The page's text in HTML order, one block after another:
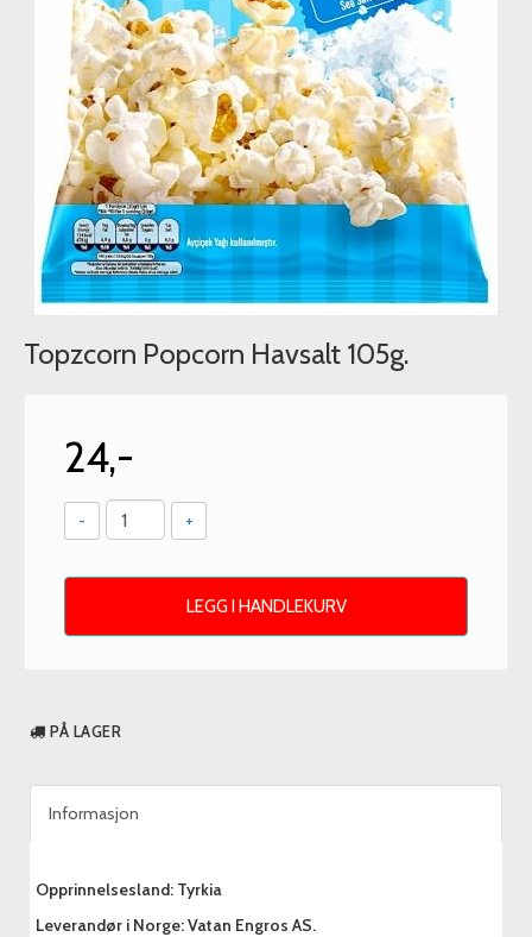
Topzcorn Popcorn Havsalt 105g.
24,-
- +
LEGG I HANDLEKURV
PÅ LAGER
Informasjon
Opprinnelsesland: Tyrkia
Leverandør i Norge: Vatan Engros AS.